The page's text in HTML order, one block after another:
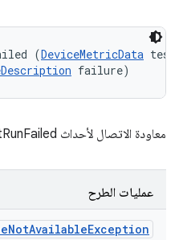
(DeviceMetricData
failure)
معاودة الاتصال لأحداث testRunFailed
عمليات الطرح
NotAvailableException